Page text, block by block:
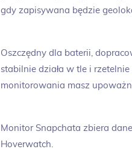
gdy zapisywana będzie
Oszczędny dla baterii,
stabilnie działa w tle i
monitorowania masz
Monitor Snapchata zbiera
Hoverwatch.